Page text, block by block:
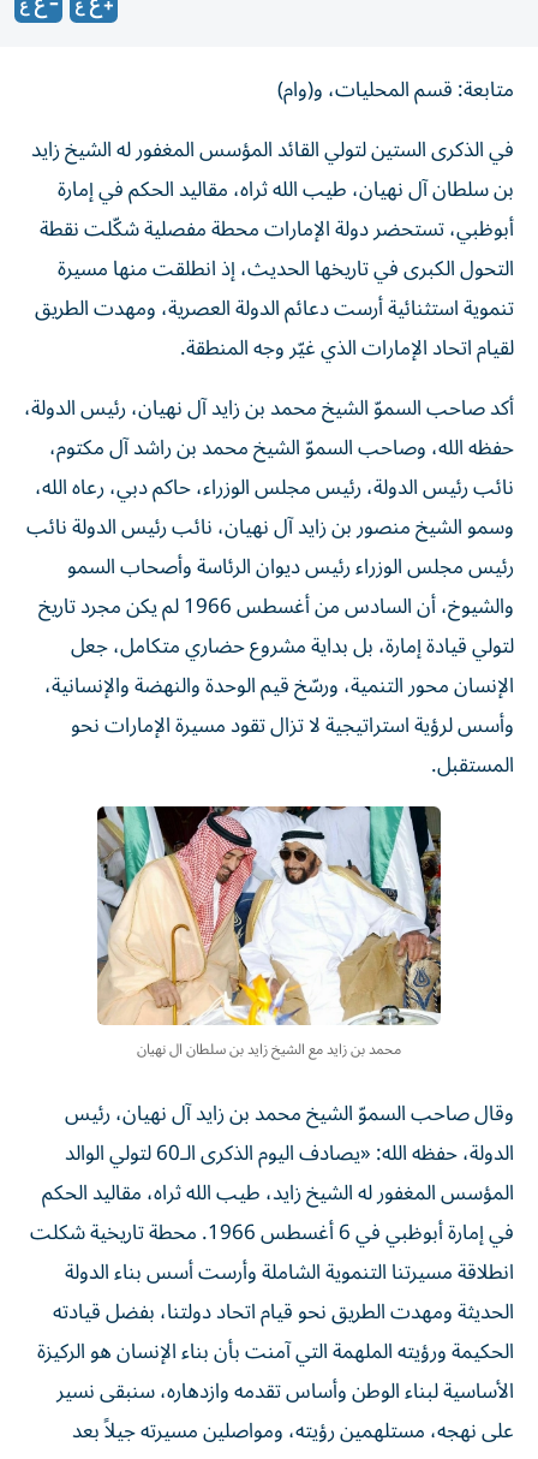
متابعة: قسم المحليات، و(وام)
في الذكرى الستين لتولي القائد المؤسس المغفور له الشيخ زايد
بن سلطان آل نهيان، طيب الله ثراه، مقاليد الحكم في إمارة
أبوظبي، تستحضر دولة الإمارات محطة مفصلية شكّلت نقطة
التحول الكبرى في تاريخها الحديث، إذ انطلقت منها مسيرة
تنموية استثنائية أرست دعائم الدولة العصرية، ومهدت الطريق
لقيام اتحاد الإمارات الذي غيّر وجه المنطقة.
أكد صاحب السموّ الشيخ محمد بن زايد آل نهيان، رئيس الدولة،
حفظه الله، وصاحب السموّ الشيخ محمد بن راشد آل مكتوم،
نائب رئيس الدولة، رئيس مجلس الوزراء، حاكم دبي، رعاه الله،
وسمو الشيخ منصور بن زايد آل نهيان، نائب رئيس الدولة نائب
رئيس مجلس الوزراء رئيس ديوان الرئاسة وأصحاب السمو
والشيوخ، أن السادس من أغسطس 1966 لم يكن مجرد تاريخ
لتولي قيادة إمارة، بل بداية مشروع حضاري متكامل، جعل
الإنسان محور التنمية، ورسّخ قيم الوحدة والنهضة والإنسانية،
وأسس لرؤية استراتيجية لا تزال تقود مسيرة الإمارات نحو
المستقبل.
محمد بن زايد مع الشيخ زايد بن سلطان ال نهيان
وقال صاحب السموّ الشيخ محمد بن زايد آل نهيان، رئيس
الدولة، حفظه الله: «يصادف اليوم الذكرى الـ60 لتولي الوالد
المؤسس المغفور له الشيخ زايد، طيب الله ثراه، مقاليد الحكم
في إمارة أبوظبي في 6 أغسطس 1966. محطة تاريخية شكلت
انطلاقة مسيرتنا التنموية الشاملة وأرست أسس بناء الدولة
الحديثة ومهدت الطريق نحو قيام اتحاد دولتنا، بفضل قيادته
الحكيمة ورؤيته الملهمة التي آمنت بأن بناء الإنسان هو الركيزة
الأساسية لبناء الوطن وأساس تقدمه وازدهاره، سنبقى نسير
على نهجه، مستلهمين رؤيته، ومواصلين مسيرته جيلاً بعد